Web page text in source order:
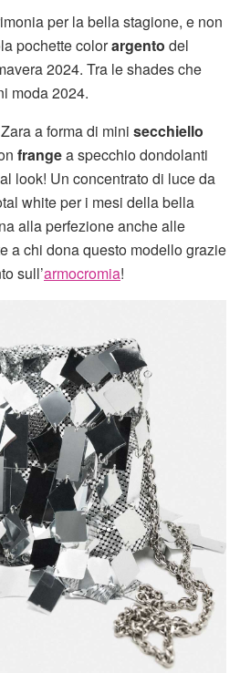
per la bella stagione, e non
pochette colorargento del
2024. Tra le shades che
moda 2024.
a forma di mini secchiello
frangea specchio dondolanti
look! Un concentrato di luce da
white per i mesi della bella
alla perfezione anche alle
a chi dona questo modello grazie
sull’armocromia!